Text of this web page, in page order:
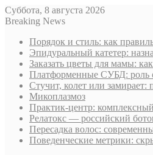
Суббота, 8 августа 2026
Breaking News
Порядок и стиль: как
Эпидуральный катетер:
Заказать цветы для мамы:
Платформенные СУБД: роль
Стучит, колет или замирает:
Микоплазмоз
Практик-центр:
Релатокс — российский
Пересадка волос:
Поведенческие метрики: